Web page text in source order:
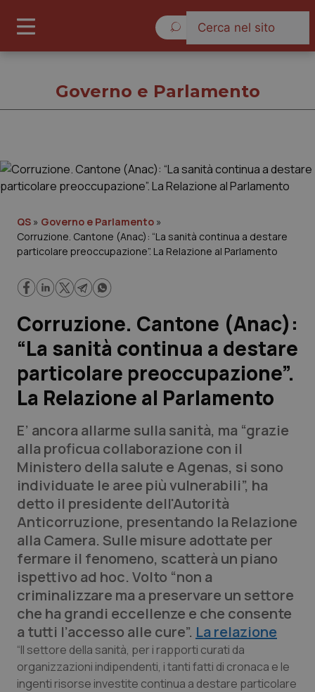
Governo e Parlamento
Regioni e Asl
Lavoro e Professioni
Scienza e Farmaci
Studi e Analisi
Lettere al direttore
Edizioni Regionali
QS Pro
Professionisti Sanitari.AI
Abruzzo
Basilicata
Calabria
Campania
QS Pro Gold
Artrite & artrosi
Asma & BPCO
Car-T
QS Club Newsletter
Governo e Parlamento
QS » Governo e Parlamento »
Corruzione. Cantone (Anac): “La sanità continua a destare
particolare preoccupazione”. La Relazione al Parlamento
Corruzione. Cantone (Anac):
“La sanità continua a destare
particolare preoccupazione”.
La Relazione al Parlamento
E’ ancora allarme sulla sanità, ma “grazie
alla proficua collaborazione con il
Ministero della salute e Agenas, si sono
individuate le aree più vulnerabili”, ha
detto il presidente dell'Autorità
Anticorruzione, presentando la Relazione
alla Camera. Sulle misure adottate per
fermare il fenomeno, scatterà un piano
ispettivo ad hoc. Volto “non a
criminalizzare ma a preservare un settore
che ha grandi eccellenze e che consente
a tutti l’accesso alle cure”. La relazione
“Il settore della sanità, per i rapporti curati da
organizzazioni indipendenti, i tanti fatti di cronaca e le
ingenti risorse investite continua a destare particolare